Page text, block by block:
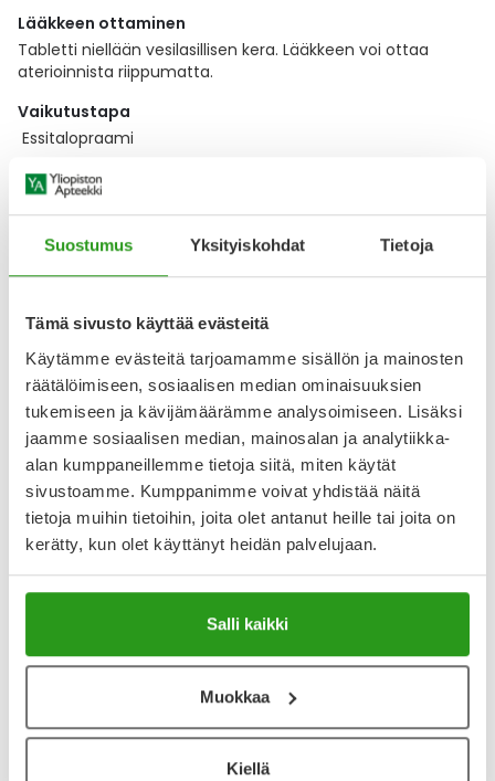
Suostumus Yksityiskohdat Tietoja
Tämä sivusto käyttää evästeitä
Käytämme evästeitä tarjoamamme sisällön ja mainosten
räätälöimiseen, sosiaalisen median ominaisuuksien
tukemiseen ja kävijämäärämme analysoimiseen. Lisäksi
jaamme sosiaalisen median, mainosalan ja analytiikka-
alan kumppaneillemme tietoja siitä, miten käytät
sivustoamme. Kumppanimme voivat yhdistää näitä
tietoja muihin tietoihin, joita olet antanut heille tai joita on
kerätty, kun olet käyttänyt heidän palvelujaan.
Salli kaikki
Muokkaa
Kiellä
Lääkkeen ottaminen
Tabletti niellään vesilasillisen kera. Lääkkeen voi ottaa
aterioinnista riippumatta.
Vaikutustapa
Essitalopraami
Näytä koko kuvaus
Lääkkeillä ja reseptillä ostetuilla tuotteilla ei ole
palautusoikeutta.
Varaa reseptilääke apteekkiin, maksa apteekissa
Katso kaikki ESCITALOPRAM ACTAVIS-tuotteet
YA-muistuttaja
Muistuttajan avulla pidät huolen, että tilaat tarvitsemasi
Lisää tuote muistuttajaan